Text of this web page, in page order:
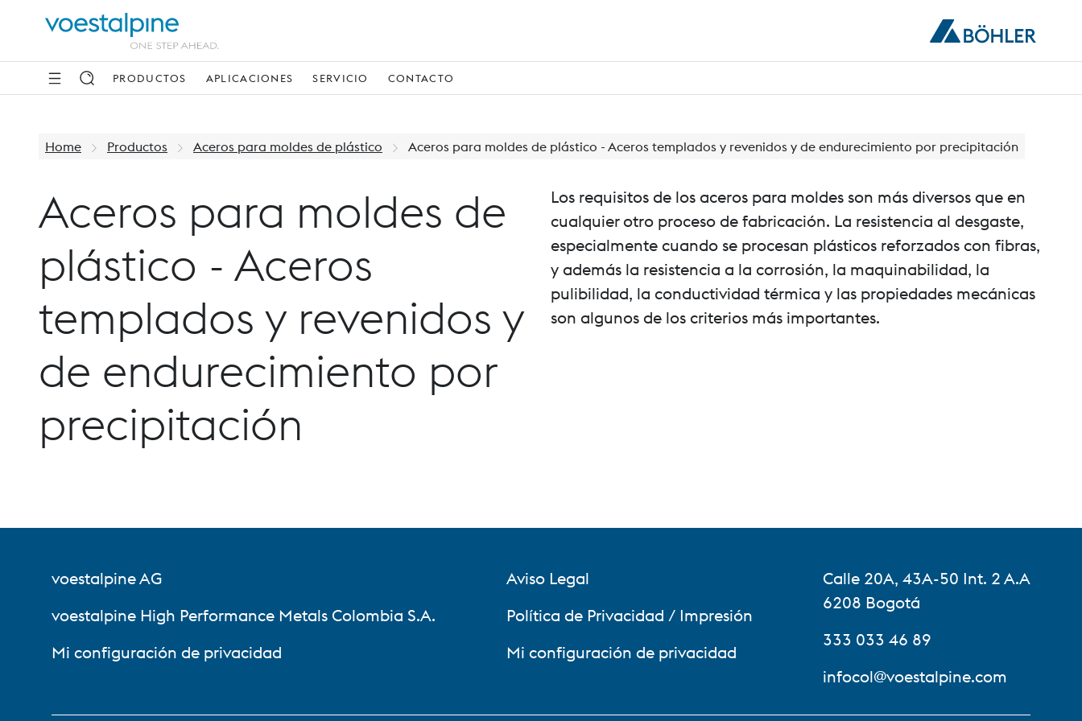
PRODUCTOS APLICACIONES SERVICIO CONTACTO
Home Productos Aceros para moldes de plástico Aceros para moldes de plástico - Aceros templados y revenidos y de endurecimiento por precipitación
Aceros para moldes de
plástico - Aceros
templados y revenidos y
de endurecimiento por
precipitación
Los requisitos de los aceros para moldes son más diversos que en
cualquier otro proceso de fabricación. La resistencia al desgaste,
especialmente cuando se procesan plásticos reforzados con fibras,
y además la resistencia a la corrosión, la maquinabilidad, la
pulibilidad, la conductividad térmica y las propiedades mecánicas
son algunos de los criterios más importantes.
voestalpine AG
voestalpine High Performance Metals Colombia S.A.
Mi configuración de privacidad
Aviso Legal
Política de Privacidad / Impresión
Mi configuración de privacidad
Calle 20A, 43A-50 Int. 2 A.A
6208 Bogotá
333 033 46 89
infocol@voestalpine.com